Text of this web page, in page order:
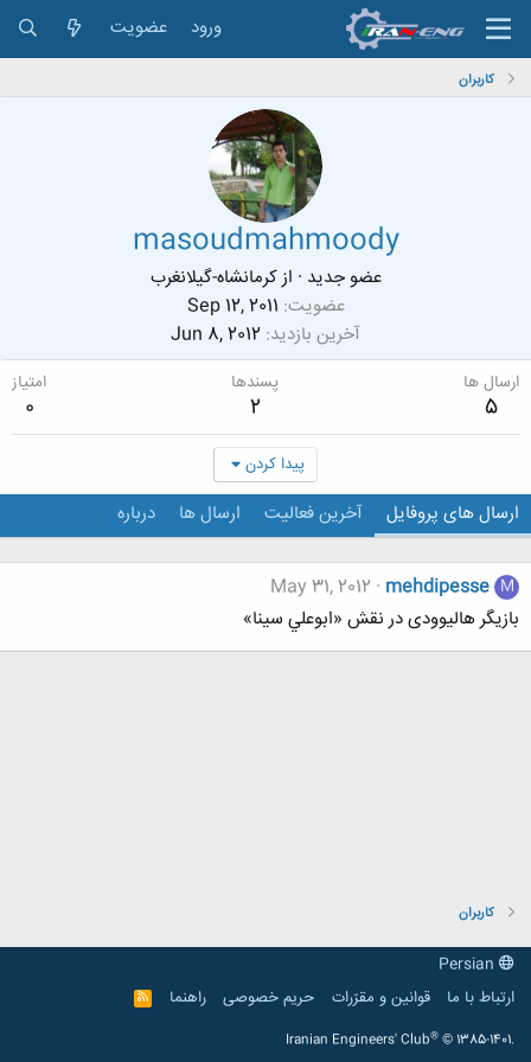
ورود عضویت
کاربران
masoudmahmoody
عضو جدید · ازکرمانشاه-گیلانغرب
عضویت Sep 12, 2011
آخرین بازدید Jun 8, 2012
ارسال ها
5
پسندها
2
امتیاز
0
پیدا کردن
ارسال های پروفایل آخرین فعالیت ارسال ها درباره
M
mehdipesse
May 31, 2012
بازیگر هالیوودی در نقش «ابوعلي سينا»
کاربران
ارتباط با ما
قوانین و مقرّرات حریم خصوصی راهنما
R
S
Iranian Engineers' Club® © 1385-1401.